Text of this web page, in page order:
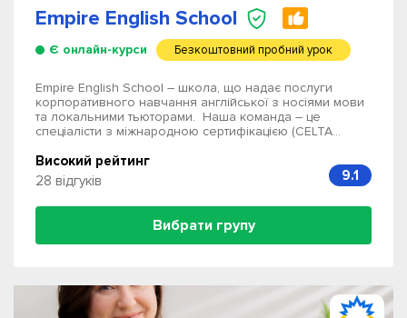
Empire English School
Є онлайн-курси Безкоштовний пробний урок
Empire English School – школа, що надає послуги
корпоративного навчання англійської з носіями мови
та локальними тьюторами. Наша команда – це
спеціалісти з міжнародною сертифікацією (CELTA...
Високий рейтинг
28 відгуків
9.1
Вибрати групу